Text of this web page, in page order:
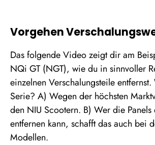
Vorgehen
Das folgende Video zeigt dir am
NQi GT (NGT), wie du in sinnvoller
einzelnen Verschalungsteile
Serie? A) Wegen der höchsten
den NIU Scootern. B) Wer die
entfernen kann, schafft das auch bei
Modellen.